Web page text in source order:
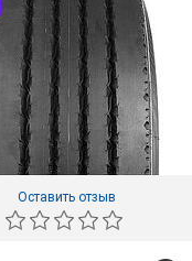
Оставить отзыв